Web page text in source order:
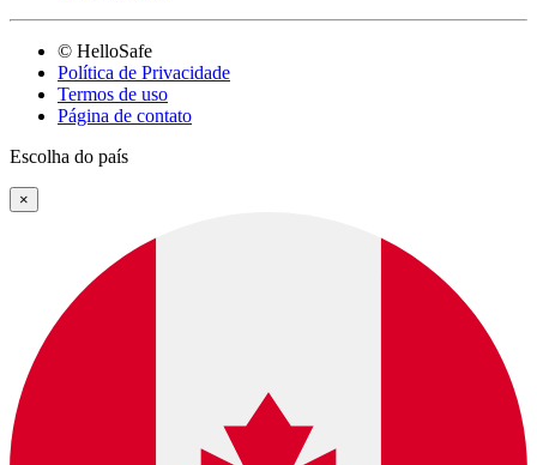
© HelloSafe
Política de Privacidade
Termos de uso
Página de contato
Escolha do país
×